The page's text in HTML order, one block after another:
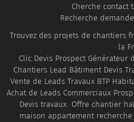
Cherche contact
Recherche
Trouvez des projets de chantiers
la
Clic Devis Prospect
Chantiers Lead Bâtiment Devis
Vente de Leads Travaux BTP
Achat de Leads Commerciaux
Devis travaux Offre chantier
maison appartement